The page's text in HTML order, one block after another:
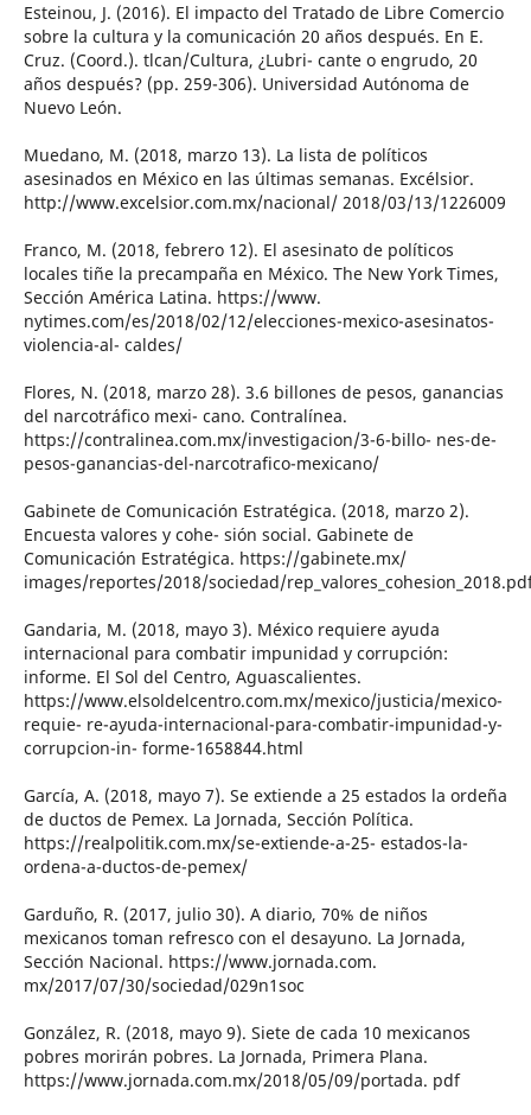
Esteinou, J. (2016). El impacto del Tratado de Libre Comercio
sobre la cultura y la comunicación 20 años después. En E.
Cruz. (Coord.). tlcan/Cultura, ¿Lubri- cante o engrudo, 20
años después? (pp. 259-306). Universidad Autónoma de
Nuevo León.
Muedano, M. (2018, marzo 13). La lista de políticos
asesinados en México en las últimas semanas. Excélsior.
http://www.excelsior.com.mx/nacional/ 2018/03/13/1226009
Franco, M. (2018, febrero 12). El asesinato de políticos
locales tiñe la precampaña en México. The New York Times,
Sección América Latina. https://www.
nytimes.com/es/2018/02/12/elecciones-mexico-asesinatos-
violencia-al- caldes/
Flores, N. (2018, marzo 28). 3.6 billones de pesos, ganancias
del narcotráfico mexi- cano. Contralínea.
https://contralinea.com.mx/investigacion/3-6-billo- nes-de-
pesos-ganancias-del-narcotrafico-mexicano/
Gabinete de Comunicación Estratégica. (2018, marzo 2).
Encuesta valores y cohe- sión social. Gabinete de
Comunicación Estratégica. https://gabinete.mx/
images/reportes/2018/sociedad/
Gandaria, M. (2018, mayo 3). México requiere ayuda
internacional para combatir impunidad y corrupción:
informe. El Sol del Centro, Aguascalientes.
https://www.elsoldelcentro.com.mx/mexico/justicia/mexico-
requie- re-ayuda-internacional-para-combatir-impunidad-y-
corrupcion-in- forme-1658844.html
García, A. (2018, mayo 7). Se extiende a 25 estados la ordeña
de ductos de Pemex. La Jornada, Sección Política.
https://realpolitik.com.mx/se-extiende-a-25- estados-la-
ordena-a-ductos-de-pemex/
Garduño, R. (2017, julio 30). A diario, 70% de niños
mexicanos toman refresco con el desayuno. La Jornada,
Sección Nacional. https://www.jornada.com.
mx/2017/07/30/sociedad/029n1soc
González, R. (2018, mayo 9). Siete de cada 10 mexicanos
pobres morirán pobres. La Jornada, Primera Plana.
https://www.jornada.com.mx/2018/05/09/portada. pdf